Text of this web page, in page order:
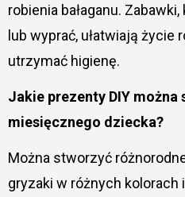
robienia bałaganu.
lub wyprać, ułatwiają życie
utrzymać higienę.
Jakie prezenty DIY można
miesięcznego dziecka?
Można stworzyć
gryzaki w różnych kolorach